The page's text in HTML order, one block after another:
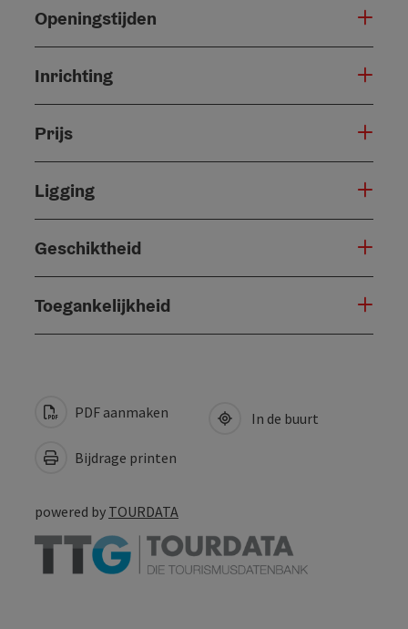
Openingstijden
Inrichting
Prijs
Ligging
Geschiktheid
Toegankelijkheid
PDF aanmaken
Bijdrage printen
In de buurt
powered by TOURDATA